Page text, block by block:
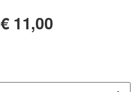
€ 11,00